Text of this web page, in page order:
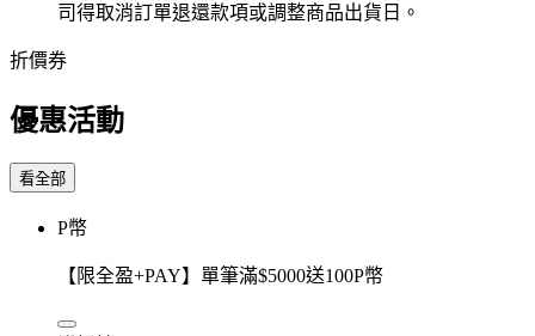
司得取消訂單退還款項或調整商品出貨日。
折價券
優惠活動
看全部
P幣
【限全盈+PAY】單筆滿$5000送100P幣